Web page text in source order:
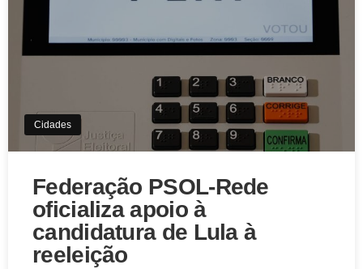
Cidades
Federação PSOL-Rede
oficializa apoio à
candidatura de Lula à
reeleição